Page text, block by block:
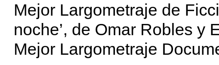
Mejor Largometraje de
noche’, de Omar Robles y
Mejor Largometraje